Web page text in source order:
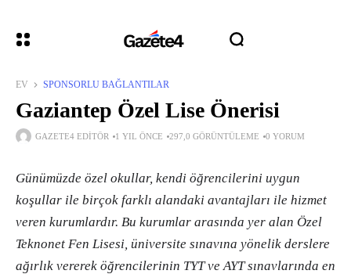
EV SPONSORLU BAĞLANTILAR
Gaziantep Özel Lise Önerisi
GAZETE4 EDITÖR 1 YIL ÖNCE 297,0 GÖRÜNTÜLEME 0 YORUM
Günümüzde özel okullar, kendi öğrencilerini uygun
koşullar ile birçok farklı alandaki avantajları ile hizmet
veren kurumlardır. Bu kurumlar arasında yer alan Özel
Teknonet Fen Lisesi, üniversite sınavına yönelik derslere
ağırlık vererek öğrencilerinin TYT ve AYT sınavlarında en